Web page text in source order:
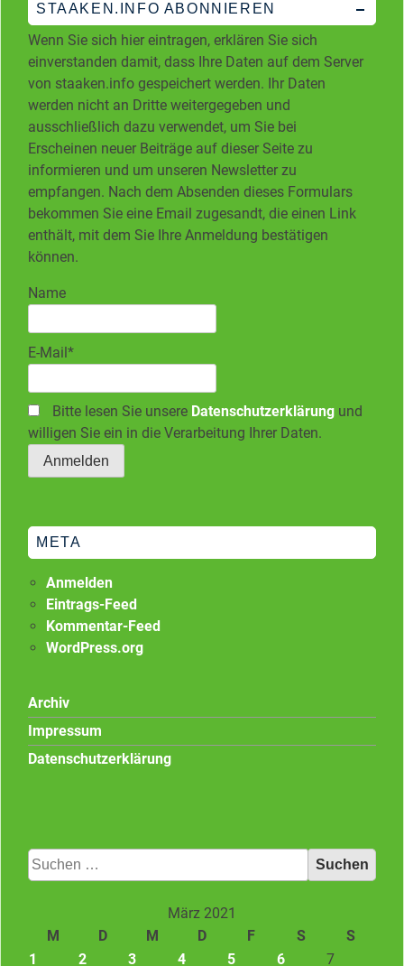
STAAKEN.INFO ABONNIEREN
Wenn Sie sich hier eintragen, erklären Sie sich
einverstanden damit, dass Ihre Daten auf dem Server
von staaken.info gespeichert werden. Ihr Daten
werden nicht an Dritte weitergegeben und
ausschließlich dazu verwendet, um Sie bei
Erscheinen neuer Beiträge auf dieser Seite zu
informieren und um unseren Newsletter zu
empfangen. Nach dem Absenden dieses Formulars
bekommen Sie eine Email zugesandt, die einen Link
enthält, mit dem Sie Ihre Anmeldung bestätigen
können.
Name
E-Mail*
Bitte lesen Sie unsere Datenschutzerklärung und
willigen Sie ein in die Verarbeitung Ihrer Daten.
META
Anmelden
Eintrags-Feed
Kommentar-Feed
WordPress.org
Archiv
Impressum
Datenschutzerklärung
Suchen
nach:
März 2021
M
D M D F S
S
1
2 3 4 5 6 7